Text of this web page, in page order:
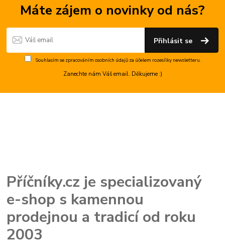
Máte zájem o novinky od nás?
Přihlásit se
Souhlasím se zpracováním osobních údajůza účelem rozesílky newsletteru.
Zanechte nám Váš email. Děkujeme :)
Příčníky.cz je specializovaný
e-shop s kamennou
prodejnou a tradicí od roku
2003